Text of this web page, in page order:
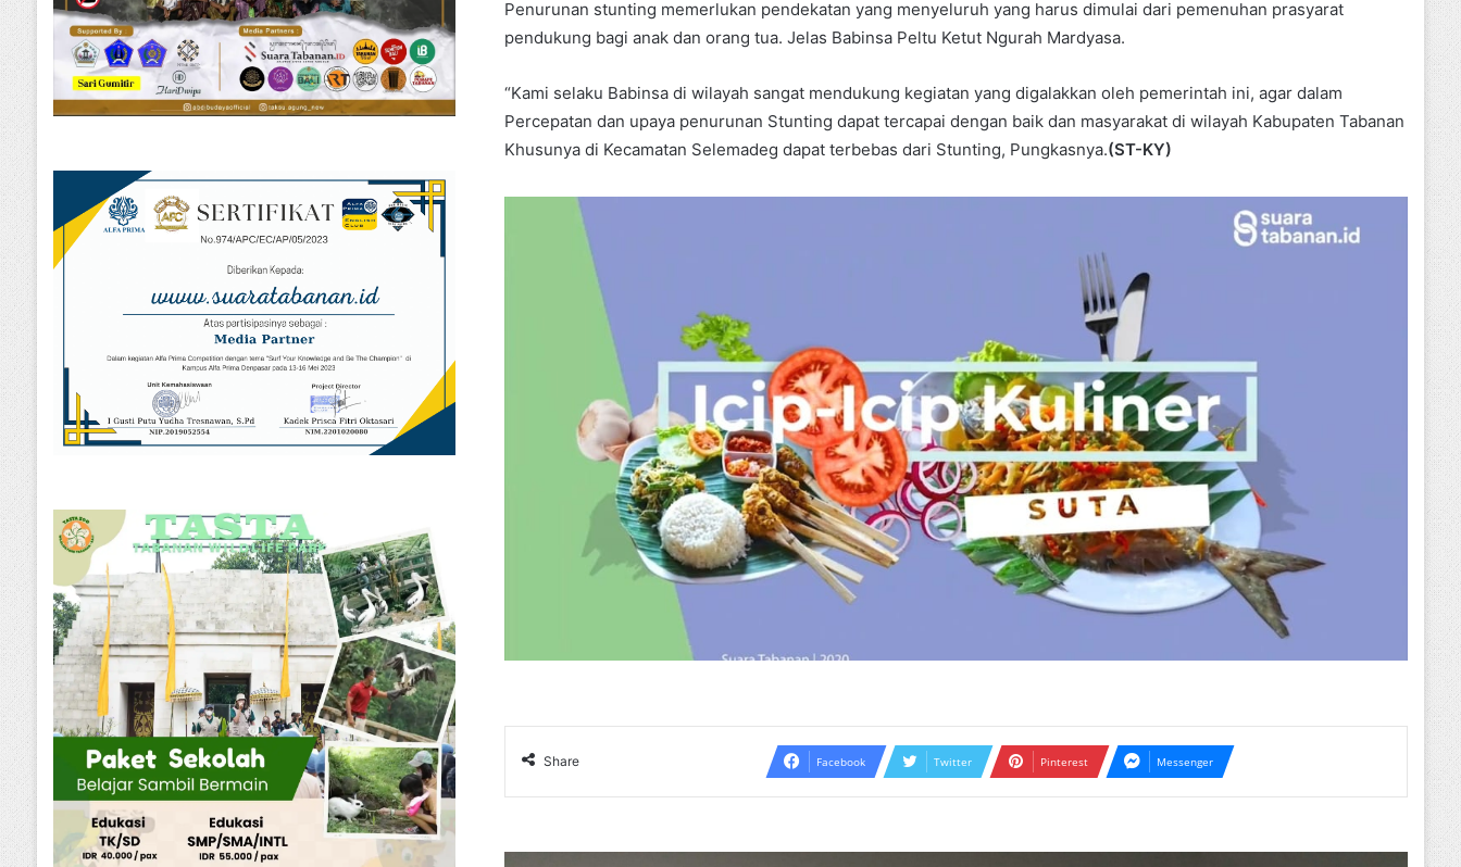
Penurunan stunting memerlukan pendekatan yang menyeluruh yang harus dimulai dari pemenuhan prasyarat
pendukung bagi anak dan orang tua. Jelas Babinsa Peltu Ketut Ngurah Mardyasa.
“Kami selaku Babinsa di wilayah sangat mendukung kegiatan yang digalakkan oleh pemerintah ini, agar dalam
Percepatan dan upaya penurunan Stunting dapat tercapai dengan baik dan masyarakat di wilayah Kabupaten Tabanan
Khusunya di Kecamatan Selemadeg dapat terbebas dari Stunting, Pungkasnya.(ST-KY)
Share Facebook Twitter Pinterest Messenger